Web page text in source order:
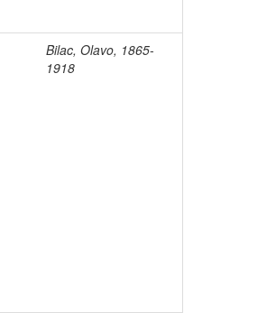
Bilac, Olavo, 1865-
1918